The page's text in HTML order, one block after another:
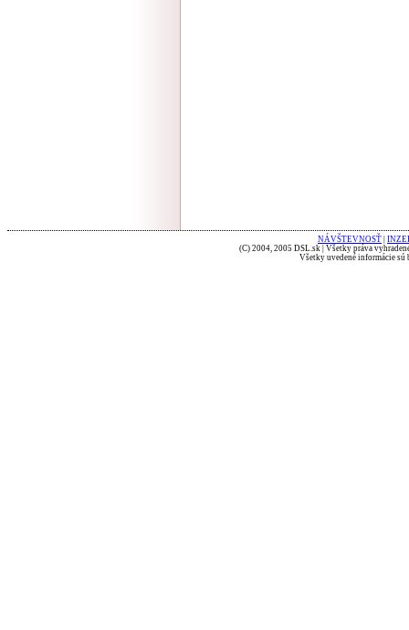
NÁVŠTEVNOSŤ
(C) 2004, 2005 DSL.sk | Všetky práva
Všetky uvedené informácie sú